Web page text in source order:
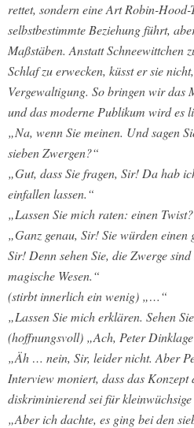
rettet, sondern eine Art Robin-Hood-
selbstbestimmte Beziehung führt,
Maßstäben. Anstatt Schneewittchen
Schlaf zu erwecken, küsst er sie
Vergewaltigung. So bringen wir das
und das moderne Publikum wird es
„Na, wenn Sie meinen. Und sagen
sieben Zwergen?“
„Gut, dass Sie fragen, Sir! Da hab
einfallen lassen.“
„Lassen Sie mich raten: einen
„Ganz genau, Sir! Sie würden einen
Sir! Denn sehen Sie, die Zwerge
magische Wesen.“
(stirbt innerlich ein wenig) „…“
„Lassen Sie mich erklären. Sehen
(hoffnungsvoll) „Ach, Peter
„Äh … nein, Sir, leider nicht. Aber
Interview moniert, dass das Konzept
diskriminierend sei für
„Aber ich dachte, es ging bei den